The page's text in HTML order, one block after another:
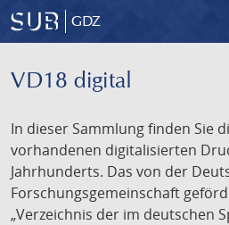
GDZ
VD18 digital
In dieser Sammlung finden Sie
vorhandenen digitalisierten
Jahrhunderts. Das von der
Forschungsgemeinschaft
„Verzeichnis der im deutschen